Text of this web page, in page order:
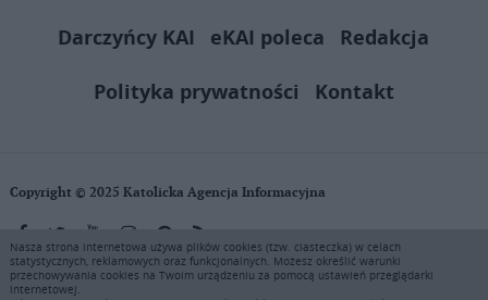
Darczyńcy KAI
eKAI poleca
Redakcja
Polityka prywatności
Kontakt
Copyright © 2025 Katolicka Agencja Informacyjna
KAI zastrzega wszelkie prawa do serwisu. Użytkownicy mogą pobierać
i drukować fragmenty zawartości serwisu internetowego www.ekai.pl
Nasza strona internetowa używa plików cookies (tzw. ciasteczka) w celach
statystycznych, reklamowych oraz funkcjonalnych. Możesz określić warunki
przechowywania cookies na Twoim urządzeniu za pomocą ustawień przeglądarki
internetowej.